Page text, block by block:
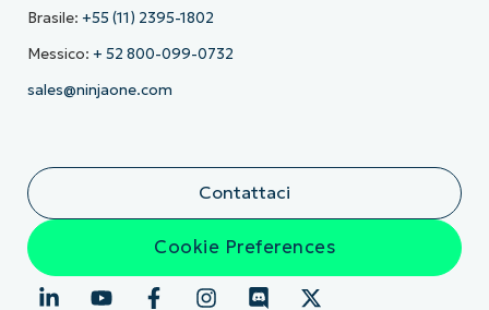
Brasile: +55 (11) 2395-1802
Messico: + 52 800-099-0732
sales@ninjaone.com
Contattaci
Cookie Preferences